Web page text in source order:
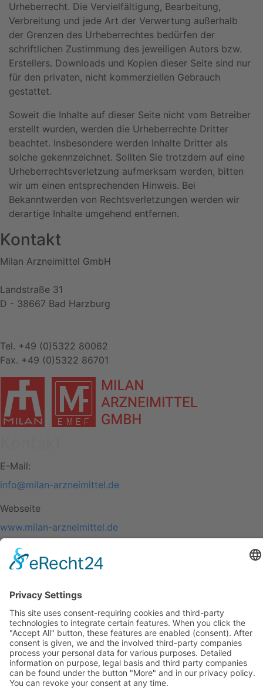
Urheberrecht. Die Vervielfältigung, Bearbeitung,
Verbreitung und jede Art der Verwertung außerhalb
der Grenzen des Urheberrechtes bedürfen der
schriftlichen Zustimmung des jeweiligen Autors bzw.
Erstellers. Downloads und Kopien dieser Seite sind nur
für den privaten, nicht kommerziellen Gebrauch
gestattet.
Soweit die Inhalte auf dieser Seite nicht vom Betreiber
erstellt wurden, werden die Urheberrechte Dritter
beachtet. Insbesondere werden Inhalte Dritter als
solche gekennzeichnet. Sollten Sie trotzdem auf eine
Urheberrechtsverletzung aufmerksam werden, bitten
wir um einen entsprechenden Hinweis. Bei
Bekanntwerden von Rechtsverletzungen werden wir
derartige Inhalte umgehend entfernen.
Kontakt
Milan Arzneimittel GmbH
Landstraße 31
D - 38667 Bad Harzburg
Tel. +49 (0)5322 80062
Fax. +49 (0)5322 86701
E-Mail:
info@milan-arzneimittel.de
Webseite
www.milan-arzneimittel.de
© 2026 Milan Arzneimittel GmbH.
Datenschutz|Webdesign Online Marketing United
Hauptmenu
Home
Wirkung
Anwendung
Erhältlich
Ihre Fragen
Fazit